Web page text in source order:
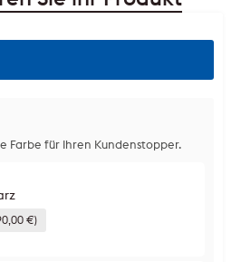
Farbe für Ihren Kundenstopper.
€)